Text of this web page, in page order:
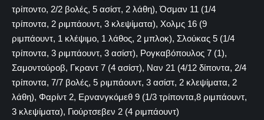
τρίποντο, 2/2 βολές, 5 ασίστ, 2 λάθη), Όσμαν 11 (1/4
τρίποντα, 2 ριμπάουντ, 3 κλεψίματα), Χολμς 16 (9
ριμπάουντ, 1 κλέψιμο, 1 λάθος, 2 μπλοκ), Σλούκας 5 (1/4
τρίποντα, 3 ριμπάουντ, 3 ασίστ), Ρογκαβόπουλος 7 (1),
Σαμοντούροβ, Γκραντ 7 (4 ασίστ), Ναν 21 (4/12 δίποντα, 2/4
τρίποντα, 7/7 βολές, 5 ριμπάουντ, 3 ασίστ, 2 κλεψίματα, 2
λάθη), Φαρίντ 2, Ερνανγκόμεθ 9 (1/3 τρίποντα,8 ριμπάουντ,
3 κλεψίματα), Γιούρτσεβεν 2 (4 ριμπάουντ)